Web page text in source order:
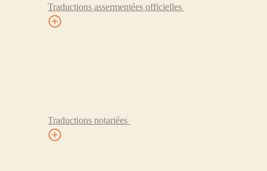
Traductions assermentées officielles
Traductions notariées